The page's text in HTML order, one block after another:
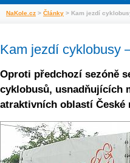
NaKole.cz > Články > Kam jezdí
Kam jezdí cyklobusy
Oproti předchozí sezóně
cyklobusů, usnadňujících
atraktivních oblastí České